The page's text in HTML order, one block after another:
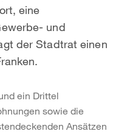
eine
und
der Stadtrat einen
ein Drittel
sowie die
Ansätzen